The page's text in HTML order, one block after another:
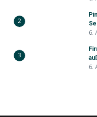
2
6.
3
6.